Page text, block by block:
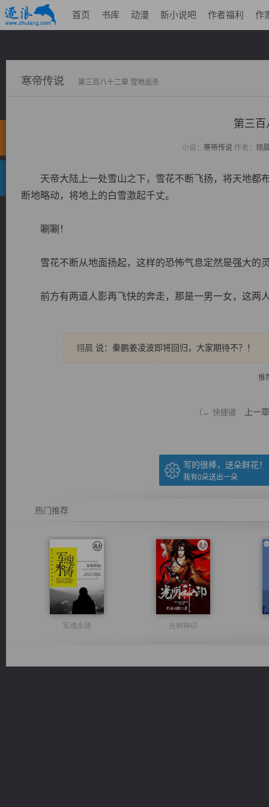
首页 书库 动漫 新小说吧 作者福利 作
寒帝传说 第三百八十二章 雪地追杀
第三百
小说： 寒帝传说作者： 翎
天帝大陆上一处雪山之下，雪花不断飞扬，将天地都
断地略动，将地上的白雪激起千丈。
唰唰！
雪花不断从地面扬起，这样的恐怖气息定然是强大的
前方有两道人影再飞快的奔走，那是一男一女，这两
翎晨 说：秦鹏姜凌波即将回归，大家期待不？！
推
（← 快捷键 上一章
写的很棒，送朵鲜花！
我有0朵送出一朵
热门推荐
军魂永铸 光明神印